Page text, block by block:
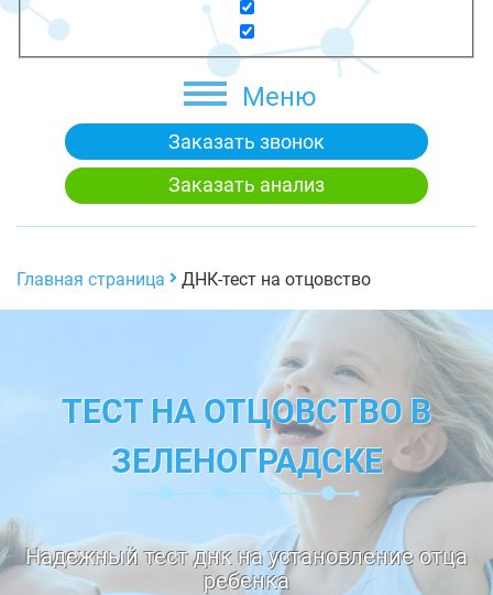
Меню
Заказать звонок
Заказать анализ
Главная страница ДНК-тест на отцовство
ТЕСТ НА ОТЦОВСТВО В
ЗЕЛЕНОГРАДСКЕ
Надежный тест днк на установление отца
ребенка